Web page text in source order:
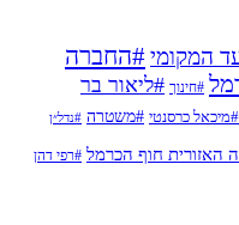
המקומי#החברה
#חינוך #ליאור בר
#מיכאל כרסנטי #משטרה #נדל״ן
האזורית חוף הכרמל #רפי דהן